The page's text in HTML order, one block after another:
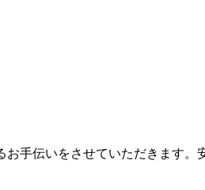
手伝いをさせていただきます